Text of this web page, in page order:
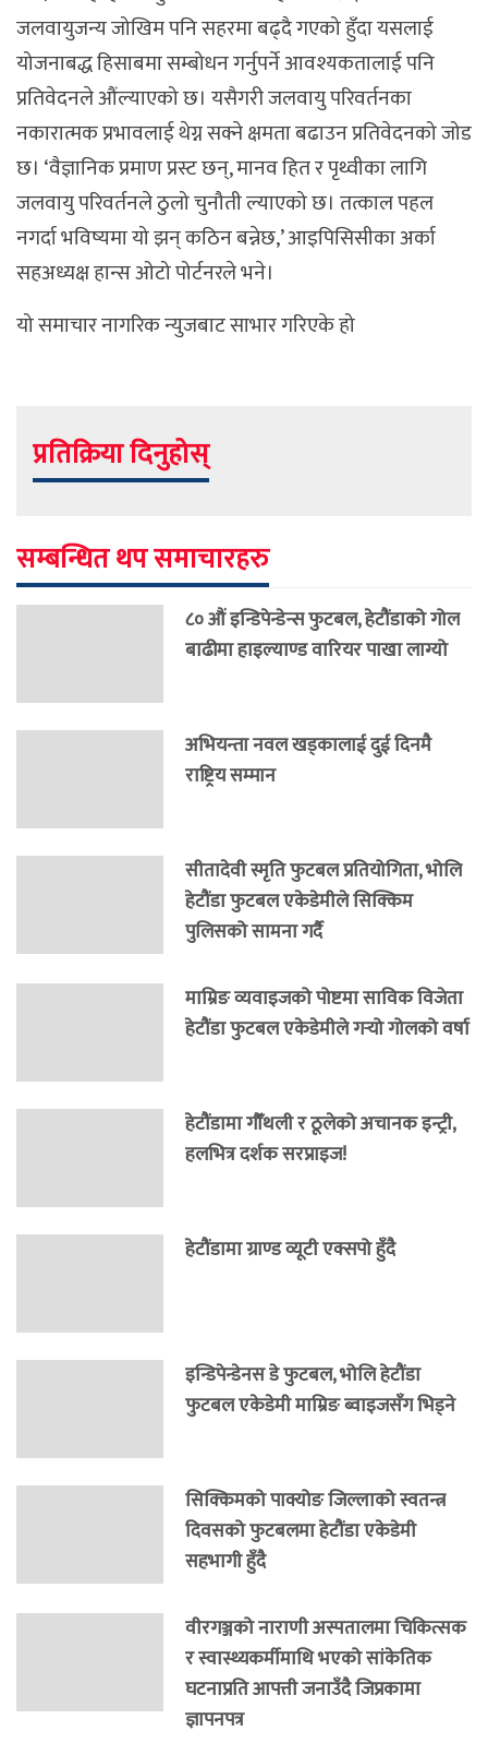
जलवायुजन्य जोखिम पनि सहरमा बढ्दै गएको हुँदा यसलाई
योजनाबद्ध हिसाबमा सम्बोधन गर्नुपर्ने आवश्यकतालाई पनि
प्रतिवेदनले औंल्याएको छ। यसैगरी जलवायु परिवर्तनका
नकारात्मक प्रभावलाई थेग्न सक्ने क्षमता बढाउन प्रतिवेदनको जोड
छ। ‘वैज्ञानिक प्रमाण प्रस्ट छन्, मानव हित र पृथ्वीका लागि
जलवायु परिवर्तनले ठुलो चुनौती ल्याएको छ। तत्काल पहल
नगर्दा भविष्यमा यो झन् कठिन बन्नेछ,’ आइपिसिसीका अर्का
सहअध्यक्ष हान्स ओटो पोर्टनरले भने।
यो समाचार नागरिक न्युजबाट साभार गरिएके हो
प्रतिक्रिया दिनुहोस्
सम्बन्धित थप समाचारहरु
८० औं इन्डिपेन्डेन्स फुटबल, हेटौंडाको गोल
बाढीमा हाइल्याण्ड वारियर पाखा लाग्यो
अभियन्ता नवल खड्कालाई दुई दिनमै
राष्ट्रिय सम्मान
सीतादेवी स्मृति फुटबल प्रतियोगिता, भोलि
हेटौंडा फुटबल एकेडेमीले सिक्किम
पुलिसको सामना गर्दै
माम्रिङ व्यवाइजको पोष्टमा साविक विजेता
हेटौंडा फुटबल एकेडेमीले गर्‍यो गोलको वर्षा
हेटौंडामा गौँथली र ठूलेको अचानक इन्ट्री,
हलभित्र दर्शक सरप्राइज!
हेटौंडामा ग्राण्ड व्यूटी एक्सपो हुँदै
इन्डिपेन्डेनस डे फुटबल, भोलि हेटौंडा
फुटबल एकेडेमी माम्रिङ ब्वाइजसँग भिड्ने
सिक्किमको पाक्योङ जिल्लाको स्वतन्त्र
दिवसको फुटबलमा हेटौंडा एकेडेमी
सहभागी हुँदै
वीरगञ्जको नाराणी अस्पतालमा चिकित्सक
र स्वास्थ्यकर्मीमाथि भएको सांकेतिक
घटनाप्रति आपत्ती जनाउँदै जिप्रकामा
ज्ञापनपत्र